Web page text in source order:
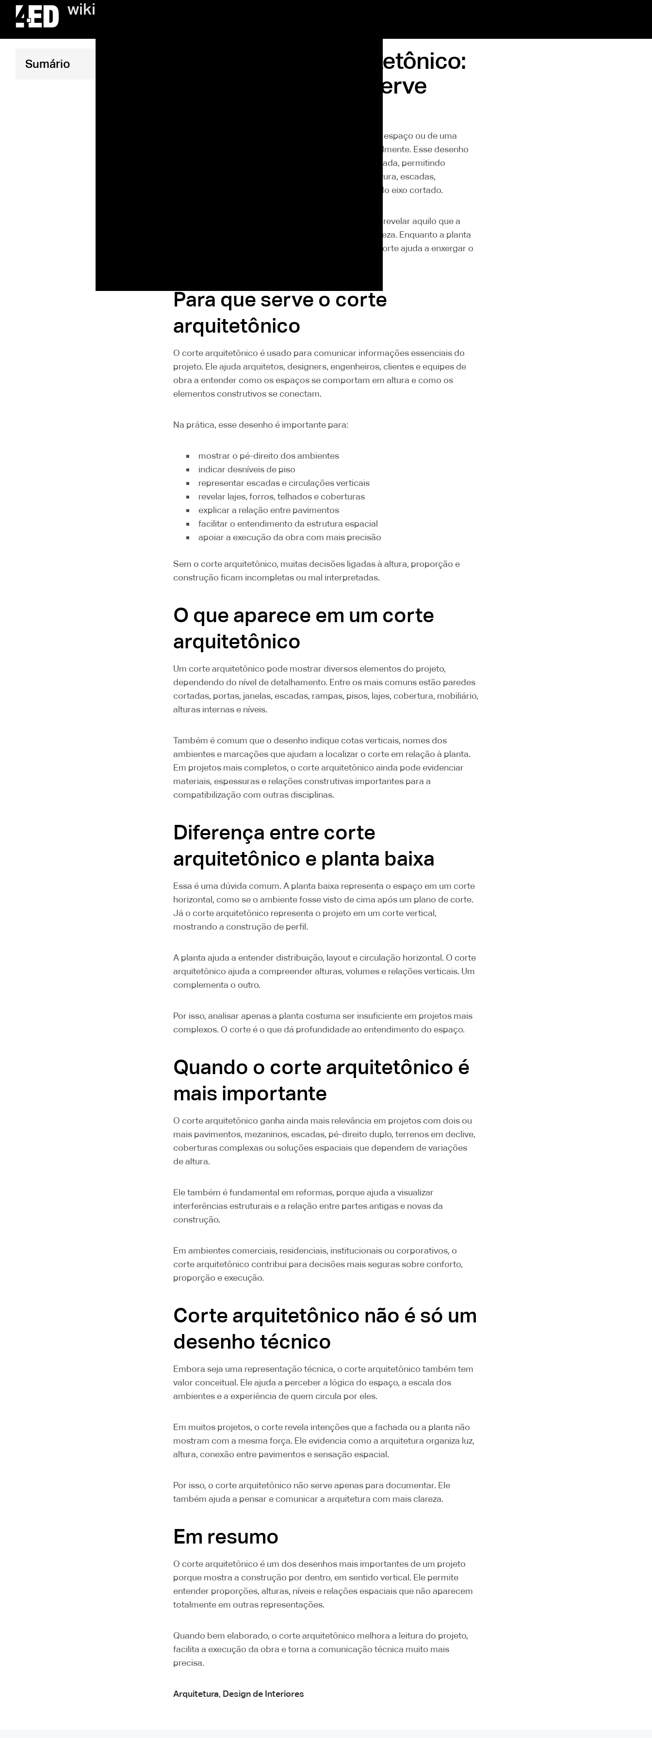
wiki
Sumário
O que é Corte arquitetônico:
o que é e para que serve
Corte arquitetônico é a representação técnica de um espaço ou de uma
construção como se ela tivesse sido “fatiada” verticalmente. Esse desenho
mostra o interior da edificação em uma vista seccionada, permitindo
entender alturas, níveis, pé-direito, espessuras, estrutura, escadas,
coberturas e a relação entre os ambientes ao longo do eixo cortado.
Em outras palavras, o corte arquitetônico serve para revelar aquilo que a
planta baixa sozinha não consegue mostrar com clareza. Enquanto a planta
mostra a organização dos espaços vista de cima, o corte ajuda a enxergar o
Para que serve o corte
arquitetônico
O corte arquitetônico é usado para comunicar informações essenciais do
projeto. Ele ajuda arquitetos, designers, engenheiros, clientes e equipes de
obra a entender como os espaços se comportam em altura e como os
elementos construtivos se conectam.
Na prática, esse desenho é importante para:
mostrar o pé-direito dos ambientes
indicar desníveis de piso
representar escadas e circulações verticais
revelar lajes, forros, telhados e coberturas
explicar a relação entre pavimentos
facilitar o entendimento da estrutura espacial
apoiar a execução da obra com mais precisão
Sem o corte arquitetônico, muitas decisões ligadas à altura, proporção e
construção ficam incompletas ou mal interpretadas.
O que aparece em um corte
arquitetônico
Um corte arquitetônico pode mostrar diversos elementos do projeto,
dependendo do nível de detalhamento. Entre os mais comuns estão paredes
cortadas, portas, janelas, escadas, rampas, pisos, lajes, cobertura, mobiliário,
alturas internas e níveis.
Também é comum que o desenho indique cotas verticais, nomes dos
ambientes e marcações que ajudam a localizar o corte em relação à planta.
Em projetos mais completos, o corte arquitetônico ainda pode evidenciar
materiais, espessuras e relações construtivas importantes para a
compatibilização com outras disciplinas.
Diferença entre corte
arquitetônico e planta baixa
Essa é uma dúvida comum. A planta baixa representa o espaço em um corte
horizontal, como se o ambiente fosse visto de cima após um plano de corte.
Já o corte arquitetônico representa o projeto em um corte vertical,
mostrando a construção de perfil.
A planta ajuda a entender distribuição, layout e circulação horizontal. O corte
arquitetônico ajuda a compreender alturas, volumes e relações verticais. Um
complementa o outro.
Por isso, analisar apenas a planta costuma ser insuficiente em projetos mais
complexos. O corte é o que dá profundidade ao entendimento do espaço.
Quando o corte arquitetônico é
mais importante
O corte arquitetônico ganha ainda mais relevância em projetos com dois ou
mais pavimentos, mezaninos, escadas, pé-direito duplo, terrenos em declive,
coberturas complexas ou soluções espaciais que dependem de variações
de altura.
Ele também é fundamental em reformas, porque ajuda a visualizar
interferências estruturais e a relação entre partes antigas e novas da
construção.
Em ambientes comerciais, residenciais, institucionais ou corporativos, o
corte arquitetônico contribui para decisões mais seguras sobre conforto,
proporção e execução.
Corte arquitetônico não é só um
desenho técnico
Embora seja uma representação técnica, o corte arquitetônico também tem
valor conceitual. Ele ajuda a perceber a lógica do espaço, a escala dos
ambientes e a experiência de quem circula por eles.
Em muitos projetos, o corte revela intenções que a fachada ou a planta não
mostram com a mesma força. Ele evidencia como a arquitetura organiza luz,
altura, conexão entre pavimentos e sensação espacial.
Por isso, o corte arquitetônico não serve apenas para documentar. Ele
também ajuda a pensar e comunicar a arquitetura com mais clareza.
Em resumo
O corte arquitetônico é um dos desenhos mais importantes de um projeto
porque mostra a construção por dentro, em sentido vertical. Ele permite
entender proporções, alturas, níveis e relações espaciais que não aparecem
totalmente em outras representações.
Quando bem elaborado, o corte arquitetônico melhora a leitura do projeto,
facilita a execução da obra e torna a comunicação técnica muito mais
precisa.
Arquitetura, Design de Interiores